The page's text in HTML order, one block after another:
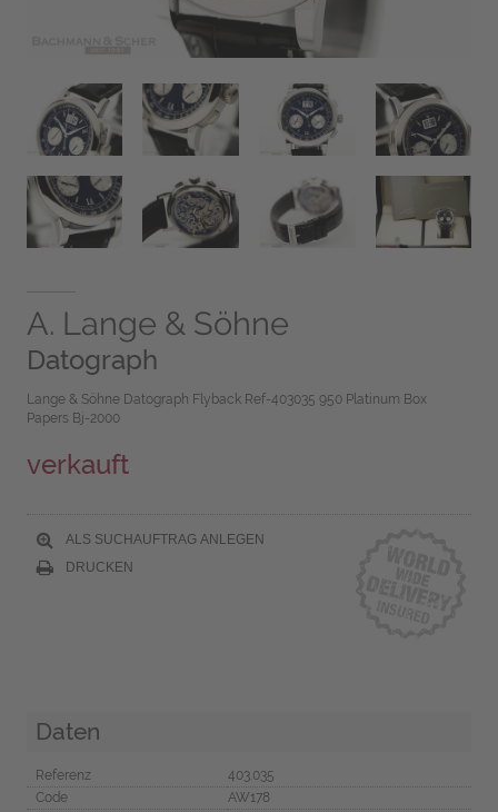
A. Lange & Söhne
Datograph
Lange & Söhne Datograph Flyback Ref-403035 950 Platinum Box
Papers Bj-2000
verkauft
ALS SUCHAUFTRAG ANLEGEN
DRUCKEN
Daten
Referenz
403.035
Code
AW178